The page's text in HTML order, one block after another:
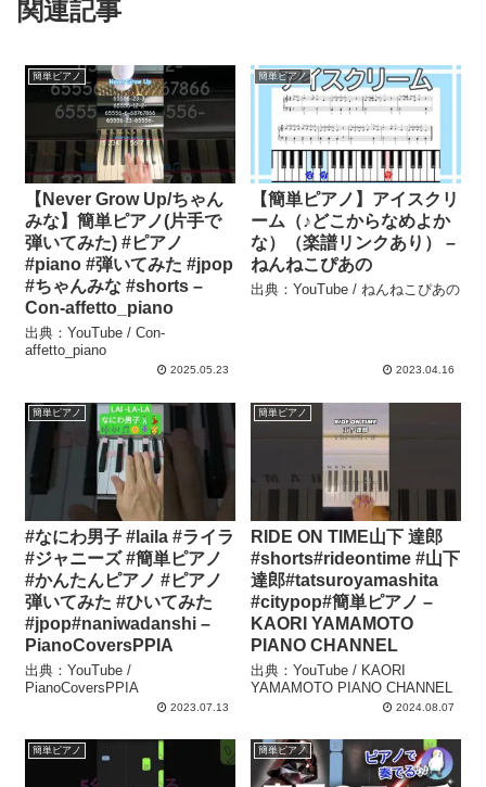
関連記事
簡単ピアノ
【Never Grow Up/ちゃん
みな】簡単ピアノ(片手で
弾いてみた) #ピアノ
#piano #弾いてみた #jpop
#ちゃんみな #shorts –
Con-affetto_piano
出典：YouTube / Con-
affetto_piano
2025.05.23
簡単ピアノ
【簡単ピアノ】アイスクリ
ーム（♪どこからなめよか
な）（楽譜リンクあり） –
ねんねこぴあの
出典：YouTube / ねんねこぴあの
2023.04.16
簡単ピアノ
#なにわ男子 #laila #ライラ
#ジャニーズ #簡単ピアノ
#かんたんピアノ #ピアノ
弾いてみた #ひいてみた
#jpop#naniwadanshi –
PianoCoversPPIA
出典：YouTube /
PianoCoversPPIA
2023.07.13
簡単ピアノ
RIDE ON TIME山下 達郎
#shorts#rideontime #山下
達郎#tatsuroyamashita
#citypop#簡単ピアノ –
KAORI YAMAMOTO
PIANO CHANNEL
出典：YouTube / KAORI
YAMAMOTO PIANO CHANNEL
2024.08.07
簡単ピアノ 簡単ピアノ